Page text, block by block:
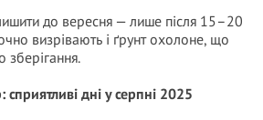
до вересня — лише після 15–20
визрівають і ґрунт охолоне, що
зберігання.
дні у серпні 2025